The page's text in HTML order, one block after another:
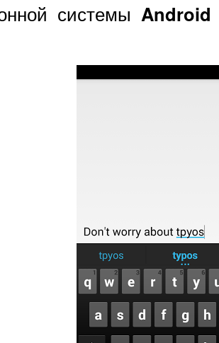
системы Android